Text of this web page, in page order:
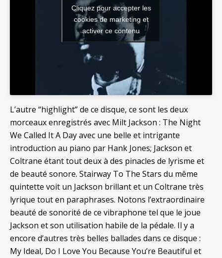
Cliquez pour accepter les
cookies de marketing et
activer ce contenu
L’autre “highlight” de ce disque, ce sont les deux
morceaux enregistrés avec Milt Jackson : The Night
We Called It A Day avec une belle et intrigante
introduction au piano par Hank Jones; Jackson et
Coltrane étant tout deux à des pinacles de lyrisme et
de beauté sonore. Stairway To The Stars du même
quintette voit un Jackson brillant et un Coltrane très
lyrique tout en paraphrases. Notons l’extraordinaire
beauté de sonorité de ce vibraphone tel que le joue
Jackson et son utilisation habile de la pédale. Il y a
encore d’autres très belles ballades dans ce disque :
My Ideal, Do I Love You Because You’re Beautiful et